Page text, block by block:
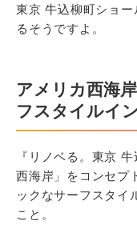
東京 牛込柳町ショ
るそうですよ。
アメリカ西海
フスタイルイ
『リノベる。東京
西海岸」をコンセプ
ックなサーフスタイ
こと。